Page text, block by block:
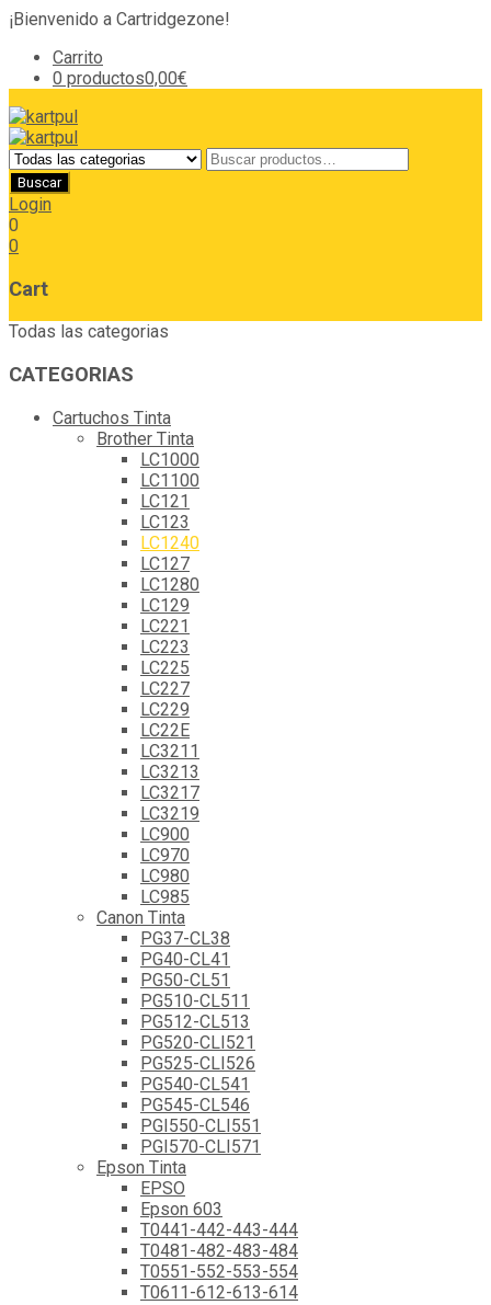
¡Bienvenido a Cartridgezone!
Carrito
0 productos0,00€
Login
0
0
Cart
Todas las categorias
CATEGORIAS
Cartuchos Tinta
Brother Tinta
LC1000
LC1100
LC121
LC123
LC1240
LC127
LC1280
LC129
LC221
LC223
LC225
LC227
LC229
LC22E
LC3211
LC3213
LC3217
LC3219
LC900
LC970
LC980
LC985
Canon Tinta
PG37-CL38
PG40-CL41
PG50-CL51
PG510-CL511
PG512-CL513
PG520-CLI521
PG525-CLI526
PG540-CL541
PG545-CL546
PGI550-CLI551
PGI570-CLI571
Epson Tinta
EPSO
Epson 603
T0441-442-443-444
T0481-482-483-484
T0551-552-553-554
T0611-612-613-614